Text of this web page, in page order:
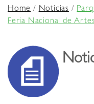
Home/Noticias /
Feria Nacional de